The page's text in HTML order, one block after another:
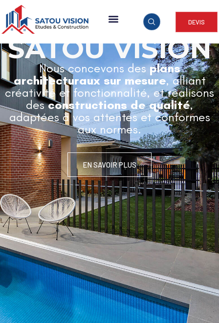
DEVIS
ARCHITECTURE & CONSTRUCTION
SATOU VISION
Nous concevons desplans
architecturaux sur mesure, alliant
créativité et fonctionnalité, et réalisons
desconstructions de qualité,
adaptées à vos attentes et conformes
aux normes.
EN SAVOIR PLUS